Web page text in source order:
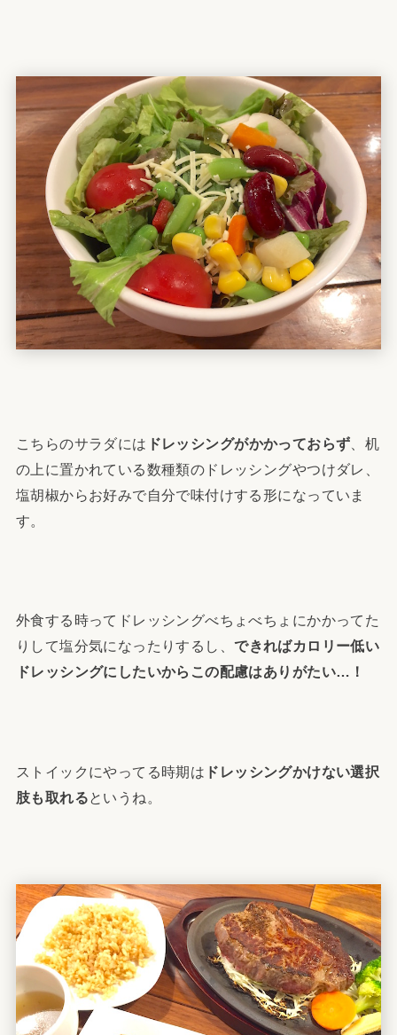
こちらのサラダには ドレッシングがかかっておらず 、机
の上に置かれている数種類のドレッシングやつけダレ、
塩胡椒からお好みで自分で味付けする形になっていま
す。
外食する時ってドレッシングべちょべちょにかかってた
りして塩分気になったりするし、できればカロリー低い
ドレッシングにしたいからこの配慮はありがたい…！
ストイックにやってる時期は ドレッシングかけない選択
肢も取れるというね。